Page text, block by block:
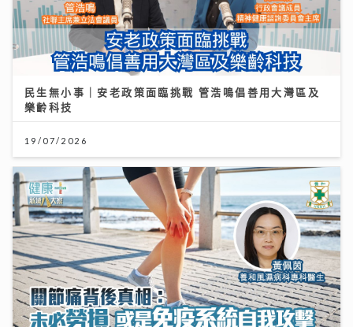
民生無小事｜安老政策面臨挑戰 管浩鳴倡善用大灣區及
樂齡科技
19/07/2026